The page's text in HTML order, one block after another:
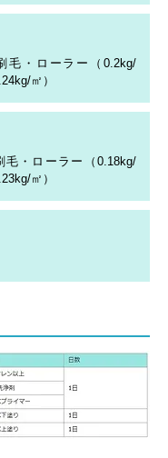
毛・ローラー（0.2kg/
㎡）
・ローラー（0.18kg/
㎡）